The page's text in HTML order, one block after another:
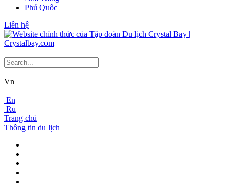
Phú Quốc
Liên hệ
Vn
En
Ru
Trang chủ
Thông tin du lịch